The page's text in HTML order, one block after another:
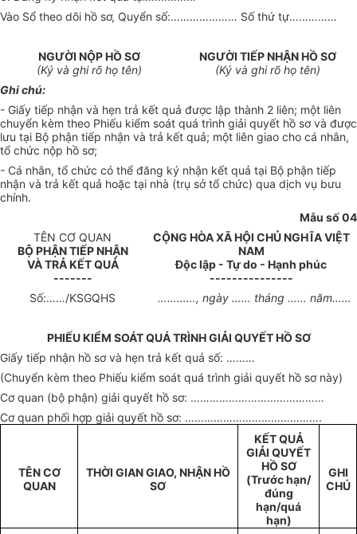
Vào Sổ theo dõi hồ sơ, Quyển số:………………… Số thứ tự……………
NGƯỜI NỘP HỒ SƠ
(Ký và ghi rõ họ tên)
NGƯỜI TIẾP NHẬN HỒ SƠ
(Ký và ghi rõ họ tên)
Ghi chú:
- Giấy tiếp nhận và hẹn trả kết quả được lập thành 2 liên; một liên
chuyển kèm theo Phiếu kiểm soát quá trình giải quyết hồ sơ và được
lưu tại Bộ phận tiếp nhận và trả kết quả; một liên giao cho cá nhân,
tổ chức nộp hồ sơ;
- Cá nhân, tổ chức có thể đăng ký nhận kết quả tại Bộ phận tiếp
nhận và trả kết quả hoặc tại nhà (trụ sở tổ chức) qua dịch vụ bưu
chính.
Mẫu số 04
TÊN CƠ QUAN
BỘ PHẬN TIẾP NHẬN
VÀ TRẢ KẾT QUẢ
-------
CỘNG HÒA XÃ HỘI CHỦ NGHĨA VIỆT
NAM
Độc lập - Tự do - Hạnh phúc
---------------
Số:……/KSGQHS
…………, ngày …… tháng …… năm……
PHIẾU KIỂM SOÁT QUÁ TRÌNH GIẢI QUYẾT HỒ SƠ
Giấy tiếp nhận hồ sơ và hẹn trả kết quả số: ………
(Chuyển kèm theo Phiếu kiểm soát quá trình giải quyết hồ sơ này)
Cơ quan (bộ phận) giải quyết hồ sơ: ……………………………………
Cơ quan phối hợp giải quyết hồ sơ: …………………………………….
TÊN CƠ
QUAN
THỜI GIAN GIAO, NHẬN HỒ
SƠ
KẾT QUẢ
GIẢI QUYẾT
HỒ SƠ
(Trước hạn/
đúng
hạn/quá
hạn)
GHI
CHÚ